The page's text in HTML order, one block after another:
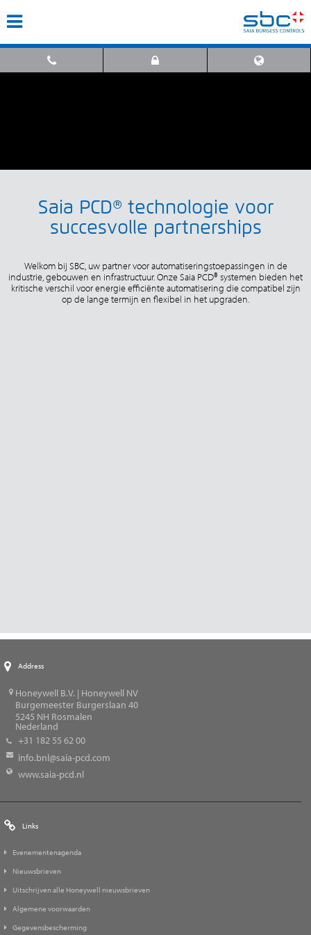
Saia PCD® technologie voor
succesvolle partnerships
Welkom bij SBC, uw partner voor automatiseringstoepassingen in de
industrie, gebouwen en infrastructuur. Onze Saia PCD® systemen bieden het
kritische verschil voor energie efficiënte automatisering die compatibel zijn
op de lange termijn en flexibel in het upgraden.
Address
Honeywell B.V. | Honeywell NV
Burgemeester Burgerslaan 40
5245 NH Rosmalen
Nederland
+31 182 55 62 00
info.bnl@saia-pcd.com
www.saia-pcd.nl
Links
Evenementenagenda
Nieuwsbrieven
Uitschrijven alle Honeywell nieuwsbrieven
Algemene voorwaarden
Gegevensbescherming